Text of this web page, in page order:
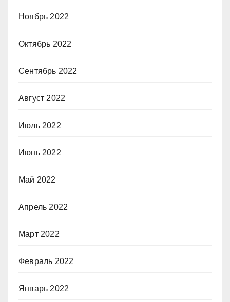
Ноябрь 2022
Октябрь 2022
Сентябрь 2022
Август 2022
Июль 2022
Июнь 2022
Май 2022
Апрель 2022
Март 2022
Февраль 2022
Январь 2022